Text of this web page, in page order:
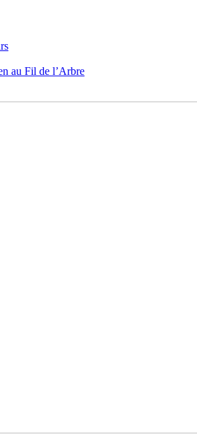
au Fil de l’Arbre